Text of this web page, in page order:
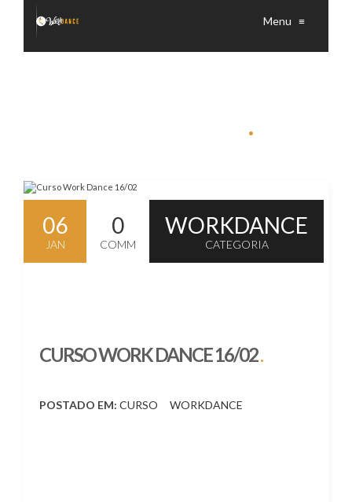
Menu ≡
.
06
JAN
0
COMM
WORKDANCE
CATEGORIA
CURSO WORK DANCE 16/02.
POSTADO EM: CURSO WORKDANCE